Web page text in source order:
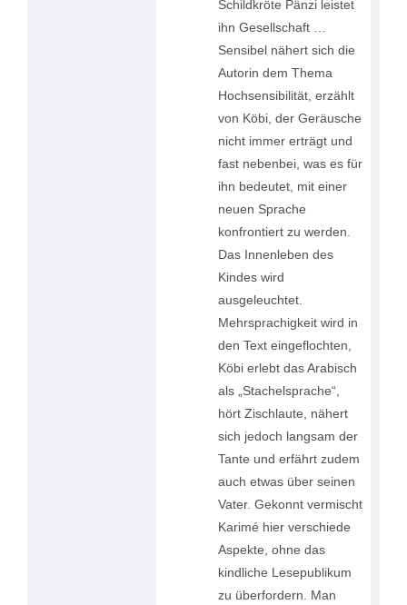
Schildkröte Pänzi leistet
ihn Gesellschaft …
Sensibel nähert sich die
Autorin dem Thema
Hochsensibilität, erzählt
von Köbi, der Geräusche
nicht immer erträgt und
fast nebenbei, was es für
ihn bedeutet, mit einer
neuen Sprache
konfrontiert zu werden.
Das Innenleben des
Kindes wird
ausgeleuchtet.
Mehrsprachigkeit wird in
den Text eingeflochten,
Köbi erlebt das Arabisch
als „Stachelsprache“,
hört Zischlaute, nähert
sich jedoch langsam der
Tante und erfährt zudem
auch etwas über seinen
Vater. Gekonnt vermischt
Karimé hier verschiede
Aspekte, ohne das
kindliche Lesepublikum
zu überfordern. Man